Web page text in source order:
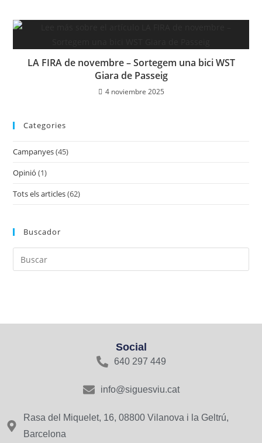
LA FIRA de novembre – Sortegem una bici WST
Giara de Passeig
4 noviembre 2025
Categories
Campanyes(45)
Opinió (1)
Tots els articles(62)
Buscador
Social
640 297 449
info@siguesviu.cat
Rasa del Miquelet, 16, 08800 Vilanova i la Geltrú,
Barcelona